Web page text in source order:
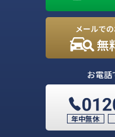
メールで
無
お電話
年中無休